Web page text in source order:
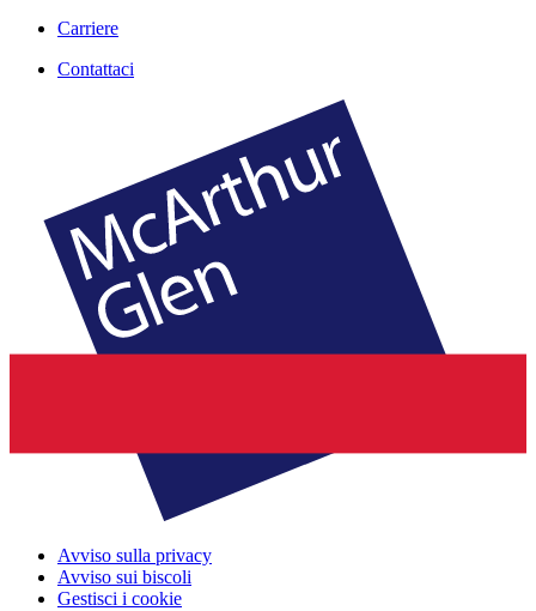
Carriere
Contattaci
Avviso sulla privacy
Avviso sui biscoli
Gestisci i cookie